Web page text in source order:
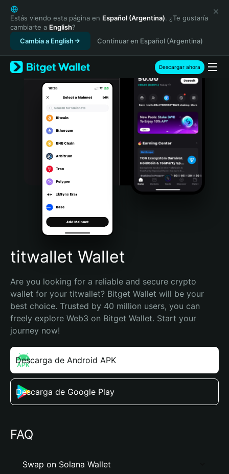
English
日本語
Tiếng Việt
Русский
Español (Latinoamérica)
Türkçe
Italiano
Português (Portugal)
Bahasa Indonesia
Português (Brasil)
Español (Argentina)
Estás viendo esta página en Español (Argentina). ¿Te gustaría
cambiarte a English?
Cambia a English
Continuar en Español (Argentina)
Descargar ahora
titwallet Wallet
Are you looking for a reliable and secure crypto
wallet for your titwallet? Bitget Wallet will be your
best choice. Trusted by 40 million users, you can
freely explore Web3 on Bitget Wallet. Start your
journey now!
Descarga de Android APK
Descarga de Google Play
FAQ
Swap on Solana Wallet